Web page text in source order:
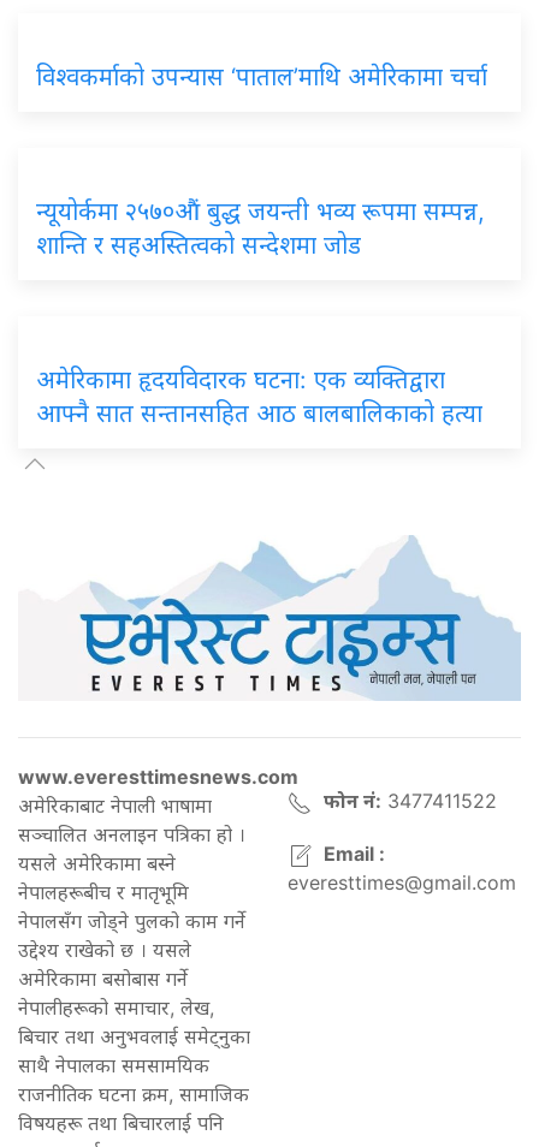
विश्वकर्माको उपन्यास ‘पाताल’माथि अमेरिकामा चर्चा
न्यूयोर्कमा २५७०औं बुद्ध जयन्ती भव्य रूपमा सम्पन्न,
शान्ति र सहअस्तित्वको सन्देशमा जोड
अमेरिकामा हृदयविदारक घटना: एक व्यक्तिद्वारा
आफ्नै सात सन्तानसहित आठ बालबालिकाको हत्या
www.everesttimesnews.com
अमेरिकाबाट नेपाली भाषामा
सञ्चालित अनलाइन पत्रिका हो ।
यसले अमेरिकामा बस्ने
नेपालहरूबीच र मातृभूमि
नेपालसँग जोड्ने पुलको काम गर्ने
उद्देश्य राखेको छ । यसले
अमेरिकामा बसोबास गर्ने
नेपालीहरूको समाचार, लेख,
बिचार तथा अनुभवलाई समेट्नुका
साथै नेपालका समसामयिक
राजनीतिक घटना क्रम, सामाजिक
विषयहरू तथा बिचारलाई पनि
फोन नं: 3477411522
Email :
everesttimes@gmail.com